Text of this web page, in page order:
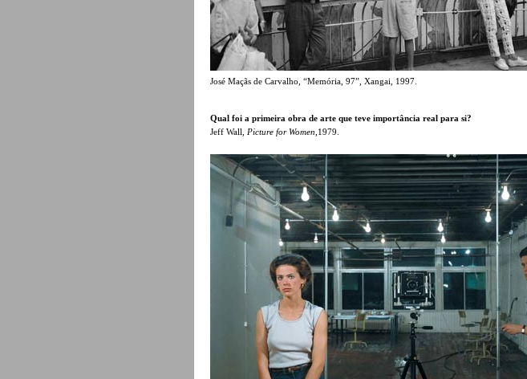
José Maçãs de Carvalho, “Memória, 97”, Xangai, 1997.
Qual foi a primeira obra de arte que teve importância real para si?
Jeff Wall, Picture for Women ,1979.